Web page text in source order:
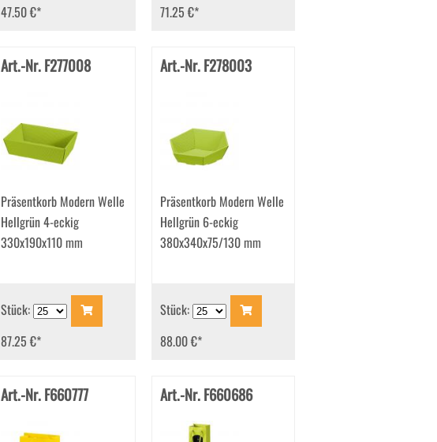
47.50 €*
71.25 €*
Art.-Nr. F277008
Präsentkorb Modern Welle
Hellgrün 4-eckig
330x190x110 mm
Stück:
87.25 €*
Art.-Nr. F278003
Präsentkorb Modern Welle
Hellgrün 6-eckig
380x340x75/130 mm
Stück:
88.00 €*
Art.-Nr. F660777 Art.-Nr. F660686